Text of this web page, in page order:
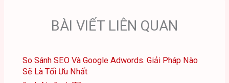
BÀI VIẾT LIÊN QUAN
So Sánh SEO Và Google Adwords. Giải Pháp Nào
Sẽ Là Tối Ưu Nhất